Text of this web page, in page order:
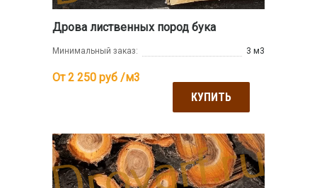
Дрова лиственных пород бука
Минимальный заказ: 3 м3
От 2 250 руб /м3
КУПИТЬ